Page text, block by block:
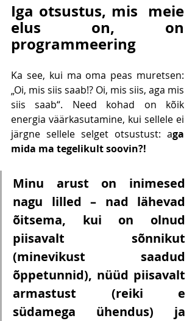
Iga otsustus, mis  meie
elus on, on
programmeering
Ka see, kui ma oma peas muretsen:
„Oi, mis siis saab!? Oi, mis siis, aga mis
siis saab“. Need kohad on kõik
energia väärkasutamine, kui sellele ei
järgne sellele selget otsustust: aga
mida ma tegelikult soovin?!
Minu arust on inimesed
nagu lilled – nad lähevad
õitsema, kui on olnud
piisavalt sõnnikut
(minevikust saadud
õppetunnid), nüüd piisavalt
armastust (reiki e
südamega ühendus) ja